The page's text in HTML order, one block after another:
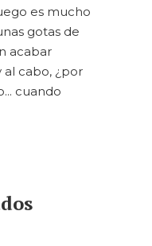
es mucho
gotas de
acabar
al cabo, ¿por
cuando